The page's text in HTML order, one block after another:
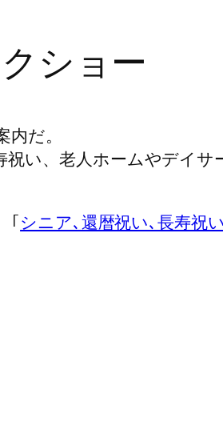
ショー
だ。
い、老人ホームやデイ
｢シニア､還暦祝い､長寿祝